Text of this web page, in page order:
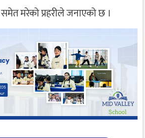
मरेको प्रहरीले जनाएको छ ।